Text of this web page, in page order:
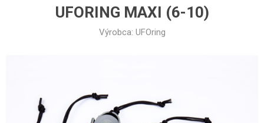
UFORING MAXI (6-10)
Výrobca: UFOring